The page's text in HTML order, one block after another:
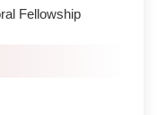
Fellowship